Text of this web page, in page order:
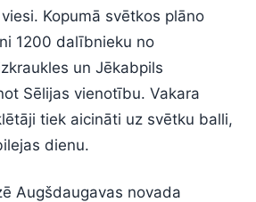
Kopumā svētkos plāno
1200 dalībnieku no
un Jēkabpils
Sēlijas vienotību. Vakara
tiek aicināti uz svētku balli,
dienu.
Augšdaugavas novada